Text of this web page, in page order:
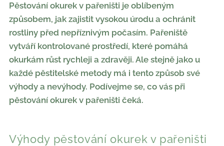
Pěstování okurek v pařeništi je oblíbeným
způsobem, jak zajistit vysokou úrodu a ochránit
rostliny před nepříznivým počasím. Pařeniště
vytváří kontrolované prostředí, které pomáhá
okurkám růst rychleji a zdravěji. Ale stejně jako u
každé pěstitelské metody má i tento způsob své
výhody a nevýhody. Podívejme se, co vás při
pěstování okurek v pařeništi čeká.
Výhody pěstování okurek v pařeništi